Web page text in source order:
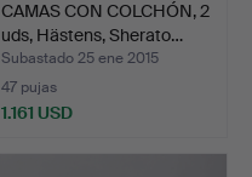
CAMAS CON COLCHÓN, 2
uds, Hästens, Sherato…
Subastado 25 ene 2015
47 pujas
1.161 USD